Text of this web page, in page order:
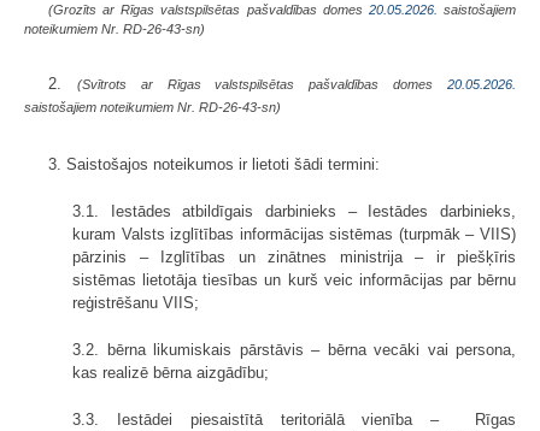
(Grozīts ar Rīgas valstspilsētas pašvaldības domes 20.05.2026.
saistošajiem
noteikumiem Nr. RD-26-43-sn)
2. (Svītrots ar Rīgas valstspilsētas pašvaldības domes20.05.2026.
saistošajiem noteikumiem Nr. RD-26-43-sn)
3. Saistošajos noteikumos ir lietoti šādi termini:
3.1. Iestādes atbildīgais darbinieks – Iestādes darbinieks,
kuram Valsts izglītības informācijas sistēmas (turpmāk – VIIS)
pārzinis – Izglītības un zinātnes ministrija – ir piešķīris
sistēmas lietotāja tiesības un kurš veic informācijas par bērnu
reģistrēšanu VIIS;
3.2. bērna likumiskais pārstāvis – bērna vecāki vai persona,
kas realizē bērna aizgādību;
3.3. Iestādei piesaistītā teritoriālā vienība – Rīgas